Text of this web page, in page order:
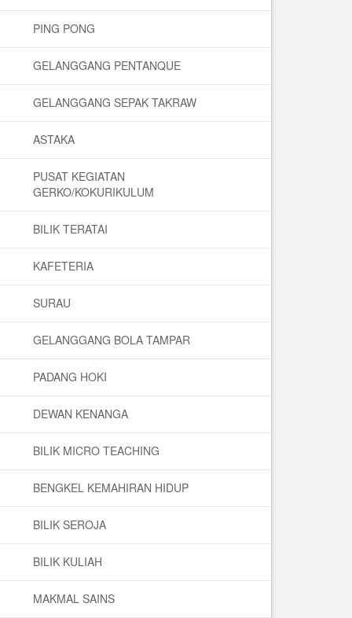
PING PONG
GELANGGANG PENTANQUE
GELANGGANG SEPAK TAKRAW
ASTAKA
PUSAT KEGIATAN
GERKO/KOKURIKULUM
BILIK TERATAI
KAFETERIA
SURAU
GELANGGANG BOLA TAMPAR
PADANG HOKI
DEWAN KENANGA
BILIK MICRO TEACHING
BENGKEL KEMAHIRAN HIDUP
BILIK SEROJA
BILIK KULIAH
MAKMAL SAINS